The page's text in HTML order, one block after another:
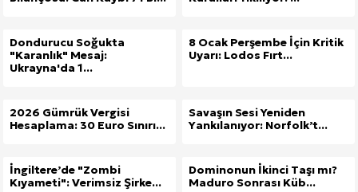
Dondurucu Soğukta
"Karanlık" Mesaj:
Ukrayna'da 1...
8 Ocak Perşembe İçin Kritik
Uyarı: Lodos Fırt...
2026 Gümrük Vergisi
Hesaplama: 30 Euro Sınırı...
Savaşın Sesi Yeniden
Yankılanıyor: Norfolk’t...
İngiltere’de "Zombi
Kıyameti": Verimsiz Şirke...
Dominonun İkinci Taşı mı?
Maduro Sonrası Küb...